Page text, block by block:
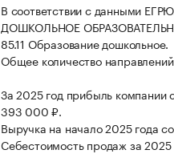
В соответствии с данными
ДОШКОЛЬНОЕ
85.11 Образование дошкольное.
Общее количество
За 2025 год прибыль
393 000 ₽.
Выручка на начало 2025 года
Себестоимость продаж за